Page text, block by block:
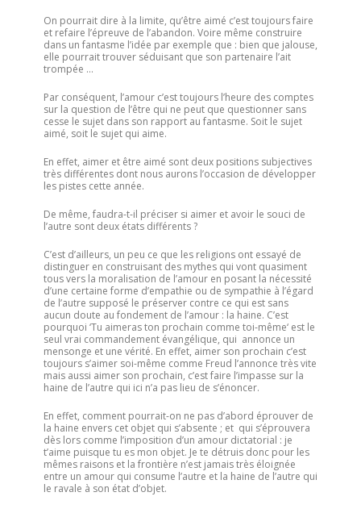
On pourrait dire à la limite, qu’être aimé c’est toujours faire
et refaire l’épreuve de l’abandon. Voire même construire
dans un fantasme l’idée par exemple que : bien que jalouse,
elle pourrait trouver séduisant que son partenaire l’ait
trompée …
Par conséquent, l’amour c’est toujours l’heure des comptes
sur la question de l’être qui ne peut que questionner sans
cesse le sujet dans son rapport au fantasme. Soit le sujet
aimé, soit le sujet qui aime.
En effet, aimer et être aimé sont deux positions subjectives
très différentes dont nous aurons l’occasion de développer
les pistes cette année.
De même, faudra-t-il préciser si aimer et avoir le souci de
l’autre sont deux états différents ?
C’est d’ailleurs, un peu ce que les religions ont essayé de
distinguer en construisant des mythes qui vont quasiment
tous vers la moralisation de l’amour en posant la nécessité
d’une certaine forme d’empathie ou de sympathie à l’égard
de l’autre supposé le préserver contre ce qui est sans
aucun doute au fondement de l’amour : la haine. C’est
pourquoi ‘Tu aimeras ton prochain comme toi-même‘ est le
seul vrai commandement évangélique, qui annonce un
mensonge et une vérité. En effet, aimer son prochain c’est
toujours s’aimer soi-même comme Freud l’annonce très vite
mais aussi aimer son prochain, c’est faire l’impasse sur la
haine de l’autre qui ici n’a pas lieu de s’énoncer.
En effet, comment pourrait-on ne pas d’abord éprouver de
la haine envers cet objet qui s’absente ; et qui s’éprouvera
dès lors comme l’imposition d’un amour dictatorial : je
t’aime puisque tu es mon objet. Je te détruis donc pour les
mêmes raisons et la frontière n’est jamais très éloignée
entre un amour qui consume l’autre et la haine de l’autre qui
le ravale à son état d’objet.